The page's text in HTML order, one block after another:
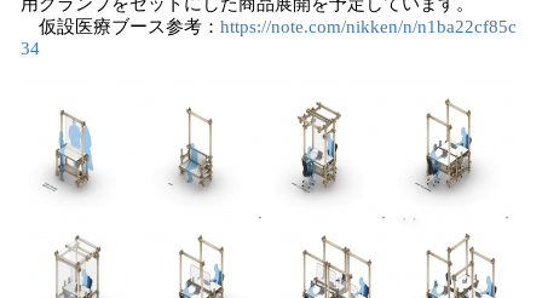
仮設医療ブース参考： https://note.com/nikken/n/n1ba22cf85c
34